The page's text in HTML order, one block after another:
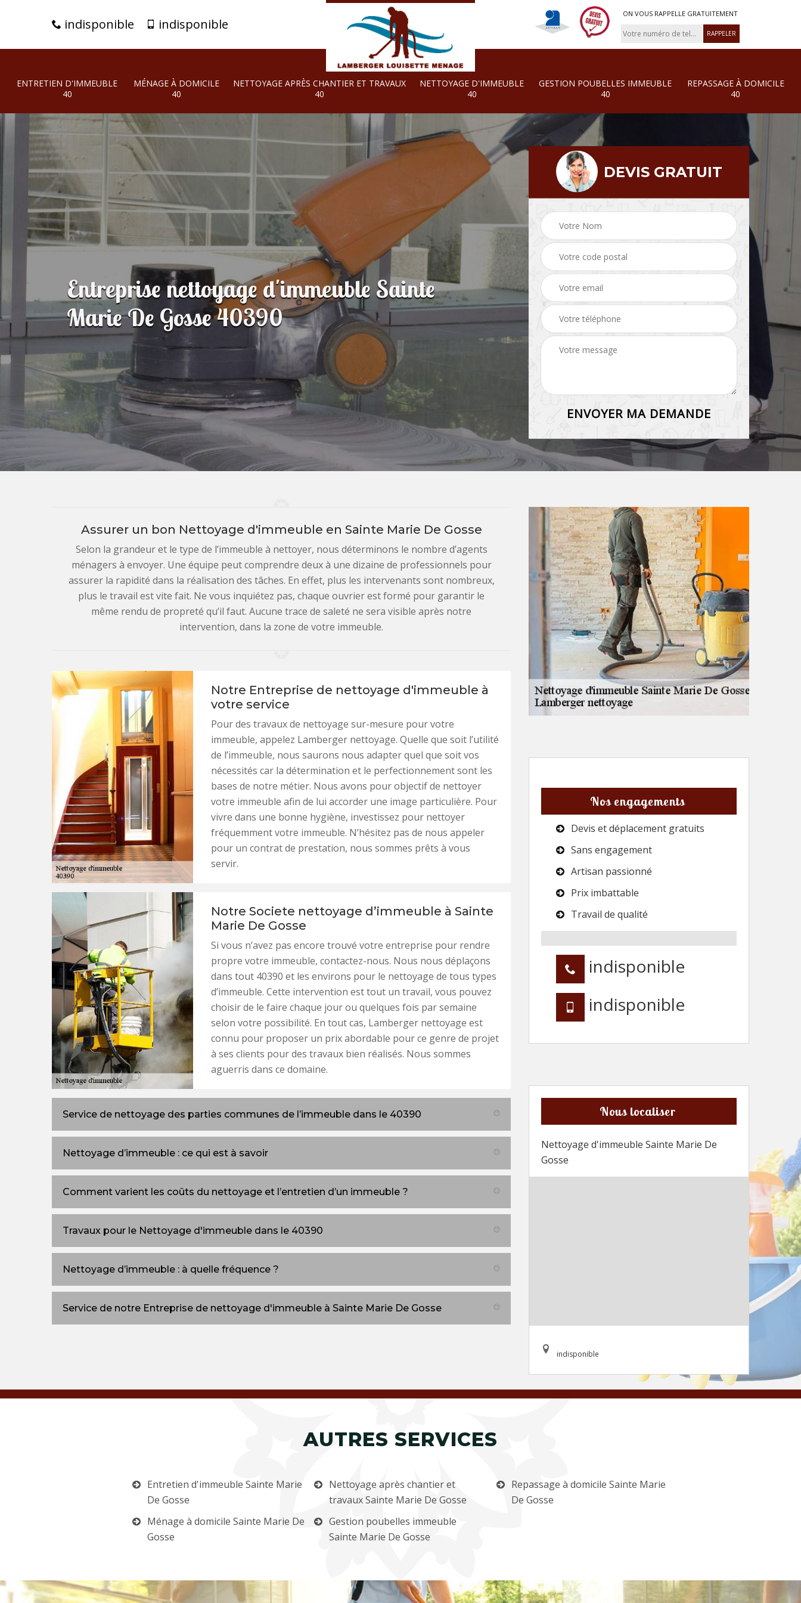
indisponible indisponible
ON VOUS RAPPELLE GRATUITEMENT
ENTRETIEN D'IMMEUBLE
40
MÉNAGE À DOMICILE
40
NETTOYAGE APRÈS CHANTIER ET TRAVAUX
40
NETTOYAGE D'IMMEUBLE
40
GESTION POUBELLES IMMEUBLE
40
REPASSAGE À DOMICILE
40
Entreprise nettoyage d'immeuble Sainte
Marie De Gosse 40390
DEVIS GRATUIT
Assurer un bon Nettoyage d'immeuble en Sainte Marie De Gosse
Selon la grandeur et le type de l’immeuble à nettoyer, nous déterminons le nombre d’agents
ménagers à envoyer. Une équipe peut comprendre deux à une dizaine de professionnels pour
assurer la rapidité dans la réalisation des tâches. En effet, plus les intervenants sont nombreux,
plus le travail est vite fait. Ne vous inquiétez pas, chaque ouvrier est formé pour garantir le
même rendu de propreté qu’il faut. Aucune trace de saleté ne sera visible après notre
intervention, dans la zone de votre immeuble.
Notre Entreprise de nettoyage d'immeuble à
votre service
Pour des travaux de nettoyage sur-mesure pour votre
immeuble, appelez Lamberger nettoyage. Quelle que soit l’utilité
de l’immeuble, nous saurons nous adapter quel que soit vos
nécessités car la détermination et le perfectionnement sont les
bases de notre métier. Nous avons pour objectif de nettoyer
votre immeuble afin de lui accorder une image particulière. Pour
vivre dans une bonne hygiène, investissez pour nettoyer
fréquemment votre immeuble. N’hésitez pas de nous appeler
pour un contrat de prestation, nous sommes prêts à vous
servir.
Notre Societe nettoyage d’immeuble à Sainte
Marie De Gosse
Si vous n’avez pas encore trouvé votre entreprise pour rendre
propre votre immeuble, contactez-nous. Nous nous déplaçons
dans tout 40390 et les environs pour le nettoyage de tous types
d’immeuble. Cette intervention est tout un travail, vous pouvez
choisir de le faire chaque jour ou quelques fois par semaine
selon votre possibilité. En tout cas, Lamberger nettoyage est
connu pour proposer un prix abordable pour ce genre de projet
à ses clients pour des travaux bien réalisés. Nous sommes
aguerris dans ce domaine.
Service de nettoyage des parties communes de l’immeuble dans le 40390
Nettoyage d’immeuble : ce qui est à savoir
Comment varient les coûts du nettoyage et l’entretien d’un immeuble ?
Travaux pour le Nettoyage d'immeuble dans le 40390
Nettoyage d’immeuble : à quelle fréquence ?
Service de notre Entreprise de nettoyage d'immeuble à Sainte Marie De Gosse
Nos engagements
Devis et déplacement gratuits
Sans engagement
Artisan passionné
Prix imbattable
Travail de qualité
indisponible
indisponible
Nous localiser
Nettoyage d'immeuble Sainte Marie De
Gosse
indisponible
AUTRES SERVICES
Entretien d'immeuble Sainte Marie
De Gosse
Ménage à domicile Sainte Marie De
Gosse
Nettoyage après chantier et
travaux Sainte Marie De Gosse
Gestion poubelles immeuble
Sainte Marie De Gosse
Repassage à domicile Sainte Marie
De Gosse